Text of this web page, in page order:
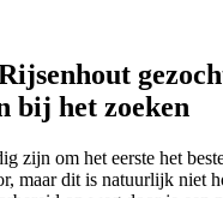
bij het zoeken
zijn om het eerste het
maar dit is natuurlijk niet